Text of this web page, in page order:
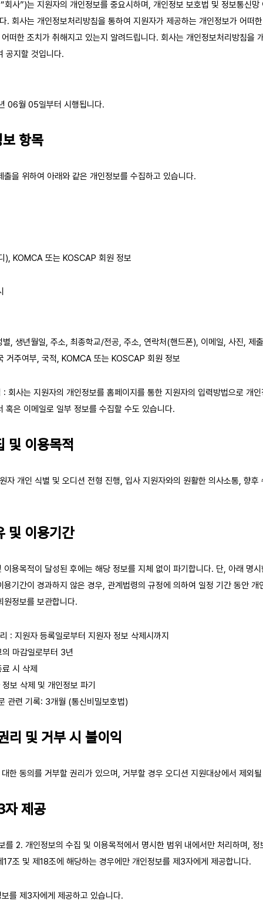
사”)는 지원자의 개인정보를 중요시하며, 개인정보 보호법 및 정보통신망
. 회사는 개인정보처리방침을 통하여 지원자가 제공하는 개인정보가 어떠
떠한 조치가 취해지고 있는지 알려드립니다. 회사는 개인정보처리방침을
공지할 것입니다.
06월 05일부터 시행됩니다.
항목
을 위하여 아래와 같은 개인정보를 수집하고 있습니다.
), KOMCA 또는 KOSCAP 회원 정보
, 생년월일, 주소, 최종학교/전공, 주소, 연락처(핸드폰), 이메일, 사진, 제
거주여부, 국적, KOMCA 또는 KOSCAP 회원 정보
: 회사는 지원자의 개인정보를 홈페이지를 통한 지원자의 입력방법으로 개
혹은 이메일로 일부 정보를 수집할 수도 있습니다.
및 이용목적
자 개인 식별 및 오디션 전형 진행, 입사 지원자와의 원활한 의사소통, 향후
및 이용기간
용목적이 달성된 후에는 해당 정보를 지체 없이 파기합니다. 단, 아래 명
기간이 경과하지 않은 경우, 관계법령의 규정에 의하여 일정 기간 동안 개
원정보를 보관합니다.
: 지원자 등록일로부터 지원자 정보 삭제시까지
마감일로부터 3년
시 삭제
보 삭제 및 개인정보 파기
관련 기록: 3개월 (통신비밀보호법)
리 및 거부 시 불이익
한 동의를 거부할 권리가 있으며, 거부할 경우 오디션 지원대상에서 제외
자 제공
를 2. 개인정보의 수집 및 이용목적에서 명시한 범위 내에서만 처리하며,
조 및 제18조에 해당하는 경우에만 개인정보를 제3자에게 제공합니다.
를 제3자에게 제공하고 있습니다.